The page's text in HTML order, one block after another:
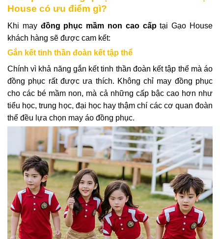
House có ưu điểm gì?
Khi may đồng phục mầm non cao cấptại Gạo House
khách hàng sẽ được cam kết:
Gắn kết tinh thần đoàn kết tập thể
Chính vì khả năng gắn kết tinh thần đoàn kết tập thể mà áo
đồng phục rất được ưa thích. Không chỉ may đồng phục
cho các bé mầm non, mà cả những cấp bậc cao hơn như
tiểu học, trung học, đại học hay thậm chí các cơ quan đoàn
thể đều lựa chọn may áo đồng phục.